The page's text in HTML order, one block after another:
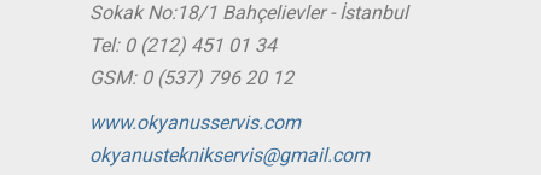
Sokak No:18/1 Bahçelievler - İstanbul
Tel: 0 (212) 451 01 34
GSM: 0 (537) 796 20 12
www.okyanusservis.com
okyanusteknikservis@gmail.com